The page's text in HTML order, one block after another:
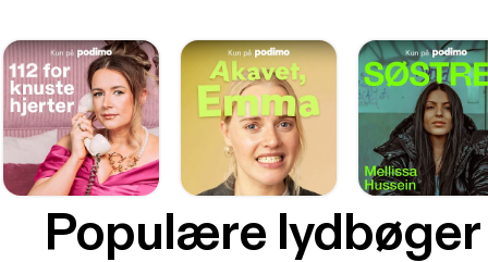
Populære lydbøger